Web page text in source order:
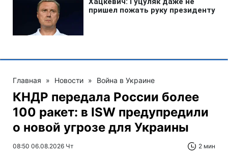
Главная » Новости » Война в Украине
КНДР передала России более
100 ракет: в ISW предупредили
о новой угрозе для Украины
08:50 06.08.2026 Чт 2 мин